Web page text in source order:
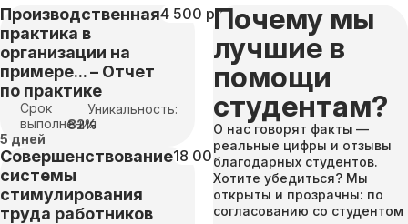
Производственная
практика в
организации на
примере... – Отчет
по практике
4 500 руб
Срок
выполнения
5 дней
Уникальность:
82%
Совершенствование
системы
стимулирования
труда работников
18 000 руб
Почему мы
лучшие в
помощи
студентам?
О нас говорят факты —
реальные цифры и отзывы
благодарных студентов.
Хотите убедиться? Мы
открыты и прозрачны: по
согласованию со студентом